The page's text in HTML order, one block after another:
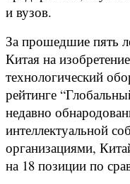
и вузов.
За прошедшие пять
Китая на
технологический
рейтинге
недавно
интеллектуальной
организациями,
на 18 позиции по